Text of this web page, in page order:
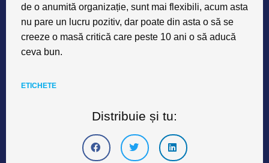
de o anumită organizație, sunt mai flexibili, acum asta
nu pare un lucru pozitiv, dar poate din asta o să se
creeze o masă critică care peste 10 ani o să aducă
ceva bun.
ETICHETE
Distribuie și tu: